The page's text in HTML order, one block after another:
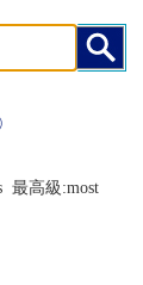
最高級:most